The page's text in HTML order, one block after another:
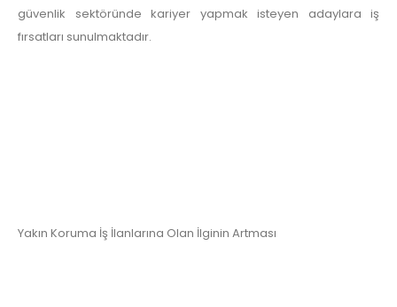
güvenlik sektöründe kariyer yapmak isteyen adaylara iş
fırsatları sunulmaktadır.
Yakın Koruma İş İlanlarına Olan İlginin Artması